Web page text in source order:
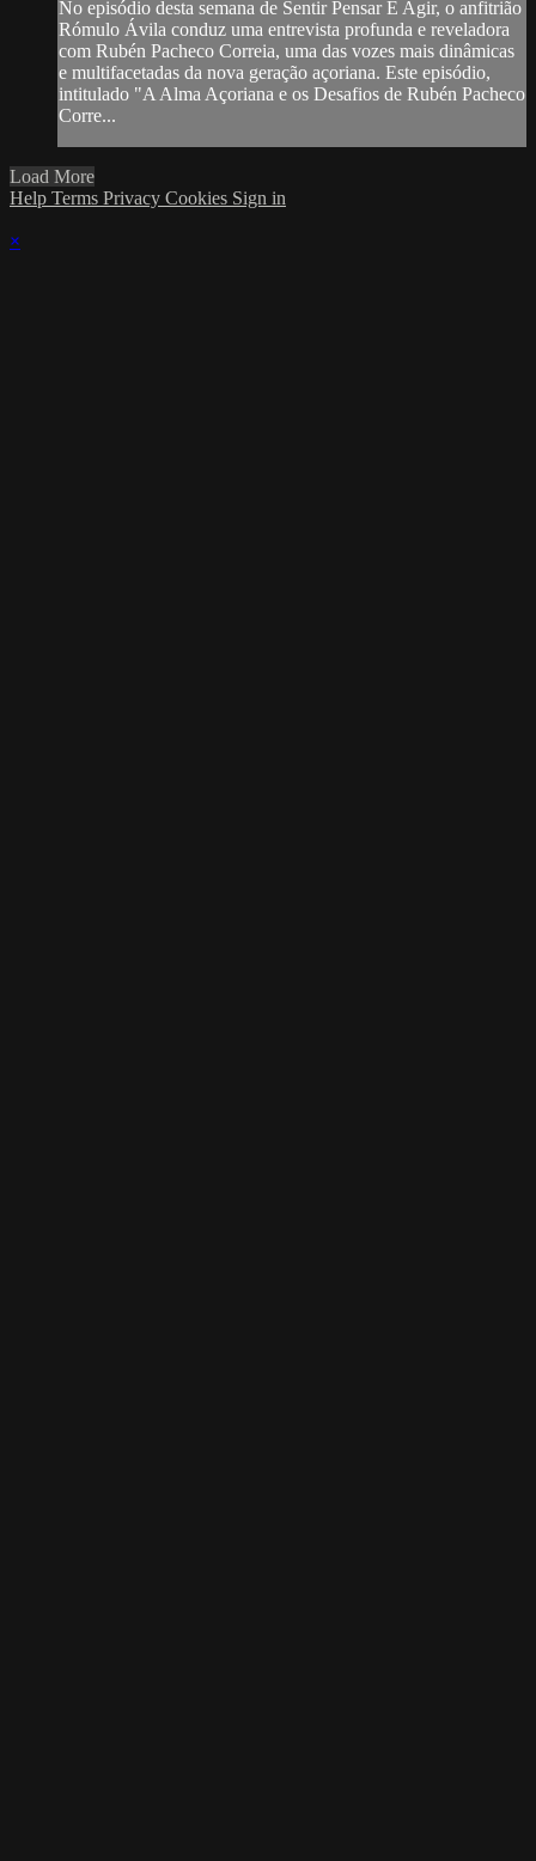
No episódio desta semana de Sentir Pensar E Agir, o anfitrião
Rómulo Ávila conduz uma entrevista profunda e reveladora
com Rubén Pacheco Correia, uma das vozes mais dinâmicas
e multifacetadas da nova geração açoriana. Este episódio,
intitulado "A Alma Açoriana e os Desafios de Rubén Pacheco
Corre...
Load More
Help Terms Privacy Cookies Sign in
×